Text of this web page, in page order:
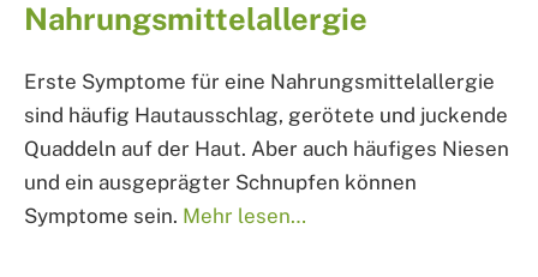
Nahrungsmittelallergie
Erste Symptome für eine Nahrungsmittelallergie
sind häufig Hautausschlag, gerötete und juckende
Quaddeln auf der Haut. Aber auch häufiges Niesen
und ein ausgeprägter Schnupfen können
Symptome sein. Mehr lesen…